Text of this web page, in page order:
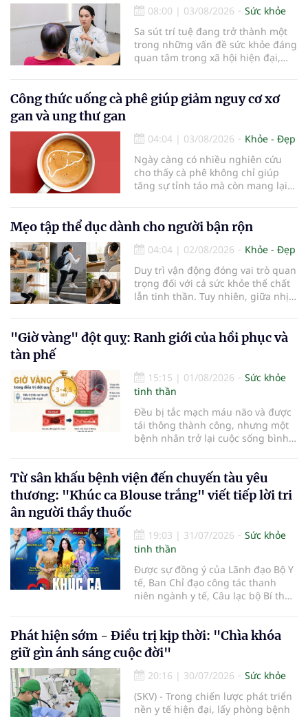
Đô đưa vào hoạt động ngày 1/8.
08:00 | 03/08/2026
Sức khỏe
Sa sút trí tuệ đang trở thành một
trong những vấn đề sức khỏe đáng
quan tâm trong xã hội hiện đại,
triệu người trên thế giới đang
sống chung với bệnh, trong đó
70% trường hợp.
Công thức uống cà phê giúp giảm nguy cơ xơ
gan và ung thư gan
04:04 | 03/08/2026
Khỏe - Đẹp
Ngày càng có nhiều nghiên cứu
cho thấy cà phê không chỉ giúp
tăng sự tỉnh táo mà còn mang lại
đóng vai trò lọc độc tố, chuyển hóa
thuốc và dự trữ nhiều vitamin,
khoáng chất thiết yếu nhưng cũng
rất dễ bị tổn thương…
Mẹo tập thể dục dành cho người bận rộn
04:04 | 02/08/2026
Khỏe - Đẹp
Duy trì vận động đóng vai trò quan
trọng đối với cả sức khỏe thể chất
lẫn tinh thần. Tuy nhiên, giữa nhịp
cho các hoạt động tập luyện
thường trở thành một thách thức
"Giờ vàng" đột quỵ: Ranh giới của hồi phục và
tàn phế
15:15 | 01/08/2026
Sức khỏe
tinh thần
Đều bị tắc mạch máu não và được
tái thông thành công, nhưng một
bệnh nhân trở lại cuộc sống bình
trường hợp tại Bệnh viện Đại học Y
Hà Nội cho thấy "giờ vàng" không
chỉ quyết định việc "cứu não" mà
của người bệnh.
Từ sân khấu bệnh viện đến chuyến tàu yêu
thương: "Khúc ca Blouse trắng" viết tiếp lời tri
ân người thầy thuốc
19:03 | 31/07/2026
Sức khỏe
tinh thần
Được sự đồng ý của Lãnh đạo Bộ Y
tế, Ban Chỉ đạo công tác thanh
niên ngành y tế, Câu lạc bộ Bí thư
ngành y tế chính thức khởi động
hành trình nghệ thuật thiện
nguyện vì cộng đồng mang tên
"Khúc ca Blouse trắng". Sự kiện mở
14h00, thứ Ba, ngày 04/8/2026 tại
Bệnh viện Bạch Mai cơ sở Ninh
Phát hiện sớm - Điều trị kịp thời: "Chìa khóa
giữ gìn ánh sáng cuộc đời"
20:16 | 30/07/2026
Sức khỏe
(SKV) - Trong chiến lược phát triển
nền y tế hiện đại, lấy phòng bệnh